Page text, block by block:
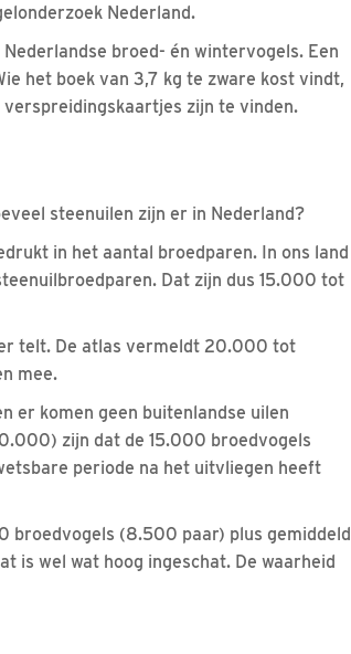
Nederland.
broed- én wintervogels. Een
het boek van 3,7 kg te zware kost vindt,
verspreidingskaartjes zijn te vinden.
steenuilen zijn er in Nederland?
in het aantal broedparen. In ons land
Dat zijn dus 15.000 tot
telt. De atlas vermeldt 20.000 tot
mee.
er komen geen buitenlandse uilen
zijn dat de 15.000 broedvogels
periode na het uitvliegen heeft
broedvogels (8.500 paar) plus gemiddeld
is wel wat hoog ingeschat. De waarheid